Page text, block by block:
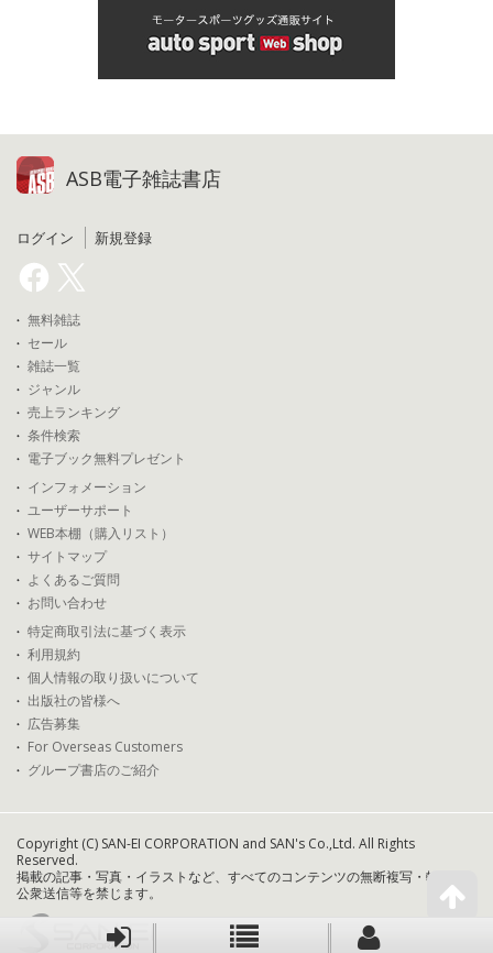
ASB電子雑誌書店
ログイン 新規登録
無料雑誌
セール
雑誌一覧
ジャンル
売上ランキング
条件検索
電子ブック無料プレゼント
インフォメーション
ユーザーサポート
WEB本棚（購入リスト）
サイトマップ
よくあるご質問
お問い合わせ
特定商取引法に基づく表示
利用規約
個人情報の取り扱いについて
出版社の皆様へ
広告募集
For Overseas Customers
グループ書店のご紹介
Copyright (C) SAN-EI CORPORATION and SAN's Co.,Ltd. All Rights
Reserved.
掲載の記事・写真・イラストなど、すべてのコンテンツの無断複写・転載・
公衆送信等を禁じます。